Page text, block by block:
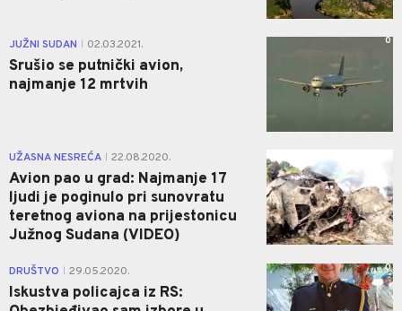
JUŽNI SUDAN 02.03.2021.
Srušio se putnički avion,
najmanje 12 mrtvih
0
UŽASNA NESREĆA 22.08.2020.
Avion pao u grad: Najmanje 17
ljudi je poginulo pri sunovratu
teretnog aviona na prijestonicu
Južnog Sudana (VIDEO)
DRUŠTVO 29.05.2020.
Iskustva policajca iz RS:
0